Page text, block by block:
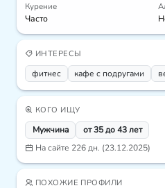
Курение
Часто
ИНТЕРЕСЫ
фитнес кафе с подругами
КОГО ИЩУ
Мужчина
от 35 до 43 лет
На сайте 226 дн. (23.12.2025)
ПОХОЖИЕ ПРОФИЛИ